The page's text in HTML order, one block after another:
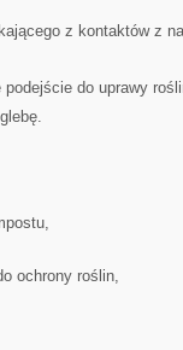
z kontaktów z
do uprawy
ochrony roślin,